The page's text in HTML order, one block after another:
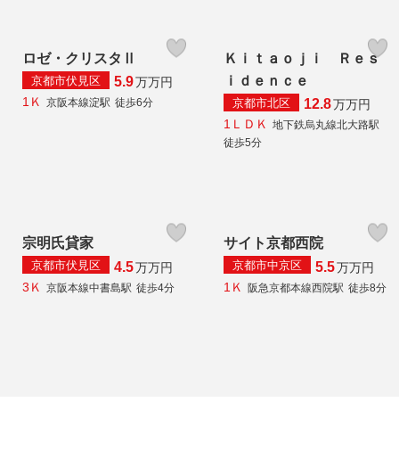
ロゼ・クリスタⅡ
京都市伏見区 5.9万万円
1Ｋ 京阪本線淀駅 徒歩6分
Ｋｉｔａｏｊｉ Ｒｅｓ
ｉｄｅｎｃｅ
京都市北区 12.8万万円
1ＬＤＫ 地下鉄烏丸線北大路駅
徒歩5分
宗明氏貸家
京都市伏見区 4.5万万円
3Ｋ
京阪本線中書島駅 徒歩4分
サイト京都西院
京都市中京区 5.5万万円
1Ｋ
阪急京都本線西院駅 徒歩8分